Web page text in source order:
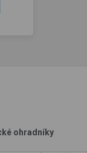
ohradníky